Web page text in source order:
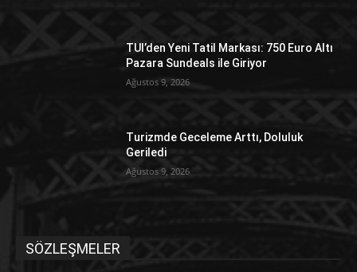
TUI’den Yeni Tatil Markası: 750 Euro Altı
Pazara Sundeals ile Giriyor
Ağustos 9, 2026
Turizmde Geceleme Arttı, Doluluk
Geriledi
Ağustos 9, 2026
SÖZLEŞMELER